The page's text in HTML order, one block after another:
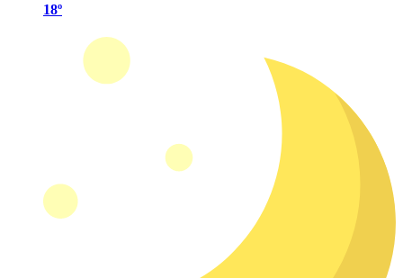
18º